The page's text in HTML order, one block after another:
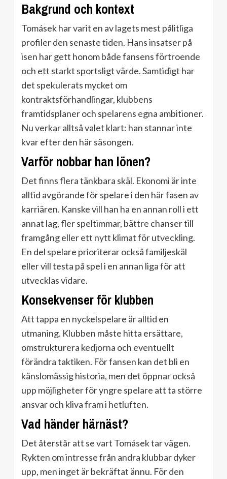
Bakgrund och kontext
Tomásek har varit en av lagets mest pålitliga
profiler den senaste tiden. Hans insatser på
isen har gett honom både fansens förtroende
och ett starkt sportsligt värde. Samtidigt har
det spekulerats mycket om
kontraktsförhandlingar, klubbens
framtidsplaner och spelarens egna ambitioner.
Nu verkar alltså valet klart: han stannar inte
kvar efter den här säsongen.
Varför nobbar han lönen?
Det finns flera tänkbara skäl. Ekonomi är inte
alltid avgörande för spelare i den här fasen av
karriären. Kanske vill han ha en annan roll i ett
annat lag, fler speltimmar, bättre chanser till
framgång eller ett nytt klimat för utveckling.
En del spelare prioriterar också familjeskäl
eller vill testa på spel i en annan liga för att
utvecklas vidare.
Konsekvenser för klubben
Att tappa en nyckelspelare är alltid en
utmaning. Klubben måste hitta ersättare,
omstrukturera kedjorna och eventuellt
förändra taktiken. För fansen kan det bli en
känslomässig historia, men det öppnar också
upp möjligheter för yngre spelare att ta större
ansvar och kliva fram i hetluften.
Vad händer härnäst?
Det återstår att se vart Tomásek tar vägen.
Rykten om intresse från andra klubbar dyker
upp, men inget är bekräftat ännu. För den